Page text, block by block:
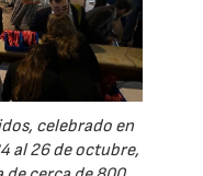
celebrado en
al 26 de octubre,